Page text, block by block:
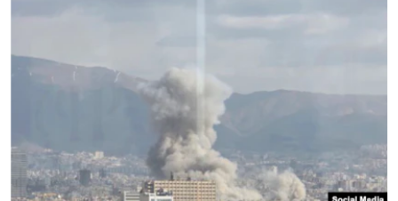
فرهنگ و زندگی
علم و فناوری
گالری عکس
مستندها
رمز مهسا
اعتراضات زن، زندگی، آزادی
دنبال کنید